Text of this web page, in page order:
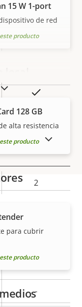
–
–
2
–
-
15 W 1-port
de red
producto
128 GB
alta resistencia
producto
para cubrir
producto